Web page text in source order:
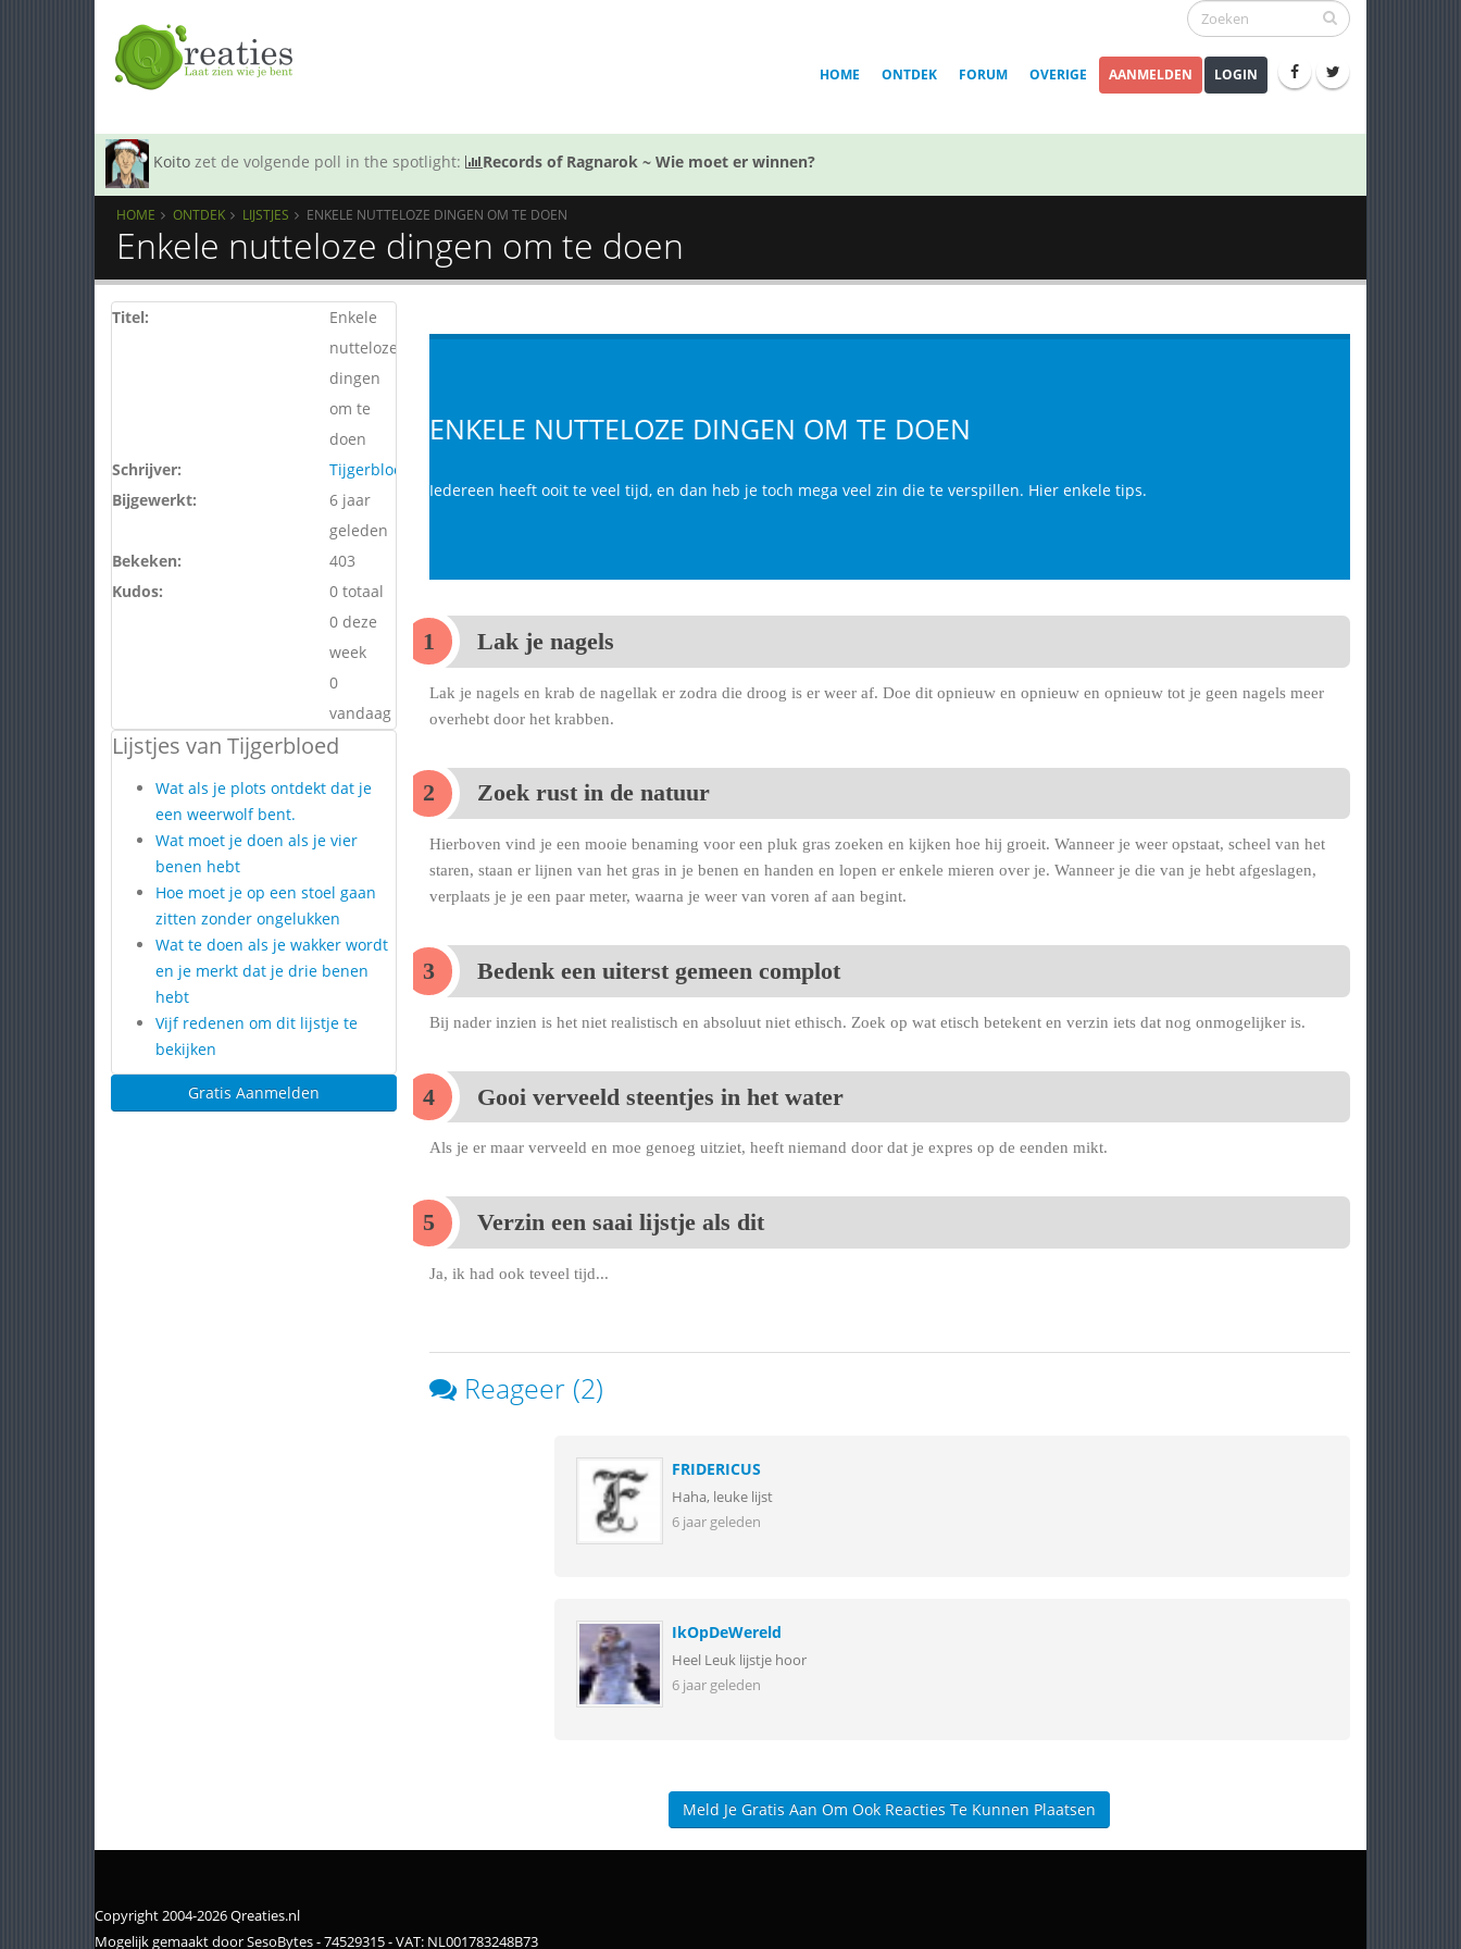
HOME ONTDEK FORUM OVERIGE AANMELDEN LOGIN
Koito zet de volgende poll in the spotlight: Records of Ragnarok ~ Wie moet er winnen?
HOME ONTDEK LIJSTJES ENKELE NUTTELOZE DINGEN OM TE DOEN
Enkele nutteloze dingen om te doen
Titel:
Enkele
nutteloze
dingen
om te
doen
Schrijver:
Tijgerbloed
Bijgewerkt:
6 jaar
geleden
Bekeken:
403
Kudos:
0 totaal
0 deze
week
0
vandaag
Lijstjes van Tijgerbloed
Wat als je plots ontdekt dat je
een weerwolf bent.
Wat moet je doen als je vier
benen hebt
Hoe moet je op een stoel gaan
zitten zonder ongelukken
Wat te doen als je wakker wordt
en je merkt dat je drie benen
hebt
Vijf redenen om dit lijstje te
bekijken
Gratis Aanmelden
ENKELE NUTTELOZE DINGEN OM TE DOEN
Iedereen heeft ooit te veel tijd, en dan heb je toch mega veel zin die te verspillen. Hier enkele tips.
Lak je nagels
Lak je nagels en krab de nagellak er zodra die droog is er weer af. Doe dit opnieuw en opnieuw en opnieuw tot je geen nagels meer
overhebt door het krabben.
Zoek rust in de natuur
Hierboven vind je een mooie benaming voor een pluk gras zoeken en kijken hoe hij groeit. Wanneer je weer opstaat, scheel van het
staren, staan er lijnen van het gras in je benen en handen en lopen er enkele mieren over je. Wanneer je die van je hebt afgeslagen,
verplaats je je een paar meter, waarna je weer van voren af aan begint.
Bedenk een uiterst gemeen complot
Bij nader inzien is het niet realistisch en absoluut niet ethisch. Zoek op wat etisch betekent en verzin iets dat nog onmogelijker is.
Gooi verveeld steentjes in het water
Als je er maar verveeld en moe genoeg uitziet, heeft niemand door dat je expres op de eenden mikt.
Verzin een saai lijstje als dit
Ja, ik had ook teveel tijd...
Reageer (2)
FRIDERICUS
Haha, leuke lijst
6 jaar geleden
IkOpDeWereld
Heel Leuk lijstje hoor
6 jaar geleden
Meld Je Gratis Aan Om Ook Reacties Te Kunnen Plaatsen
Copyright 2004-2026 Qreaties.nl
Mogelijk gemaakt door SesoBytes - 74529315 - VAT: NL001783248B73